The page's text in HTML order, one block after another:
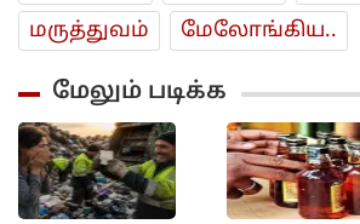
மரு‌த்துவ‌ம்
மேலோங்கிய..
மேலும் படிக்க